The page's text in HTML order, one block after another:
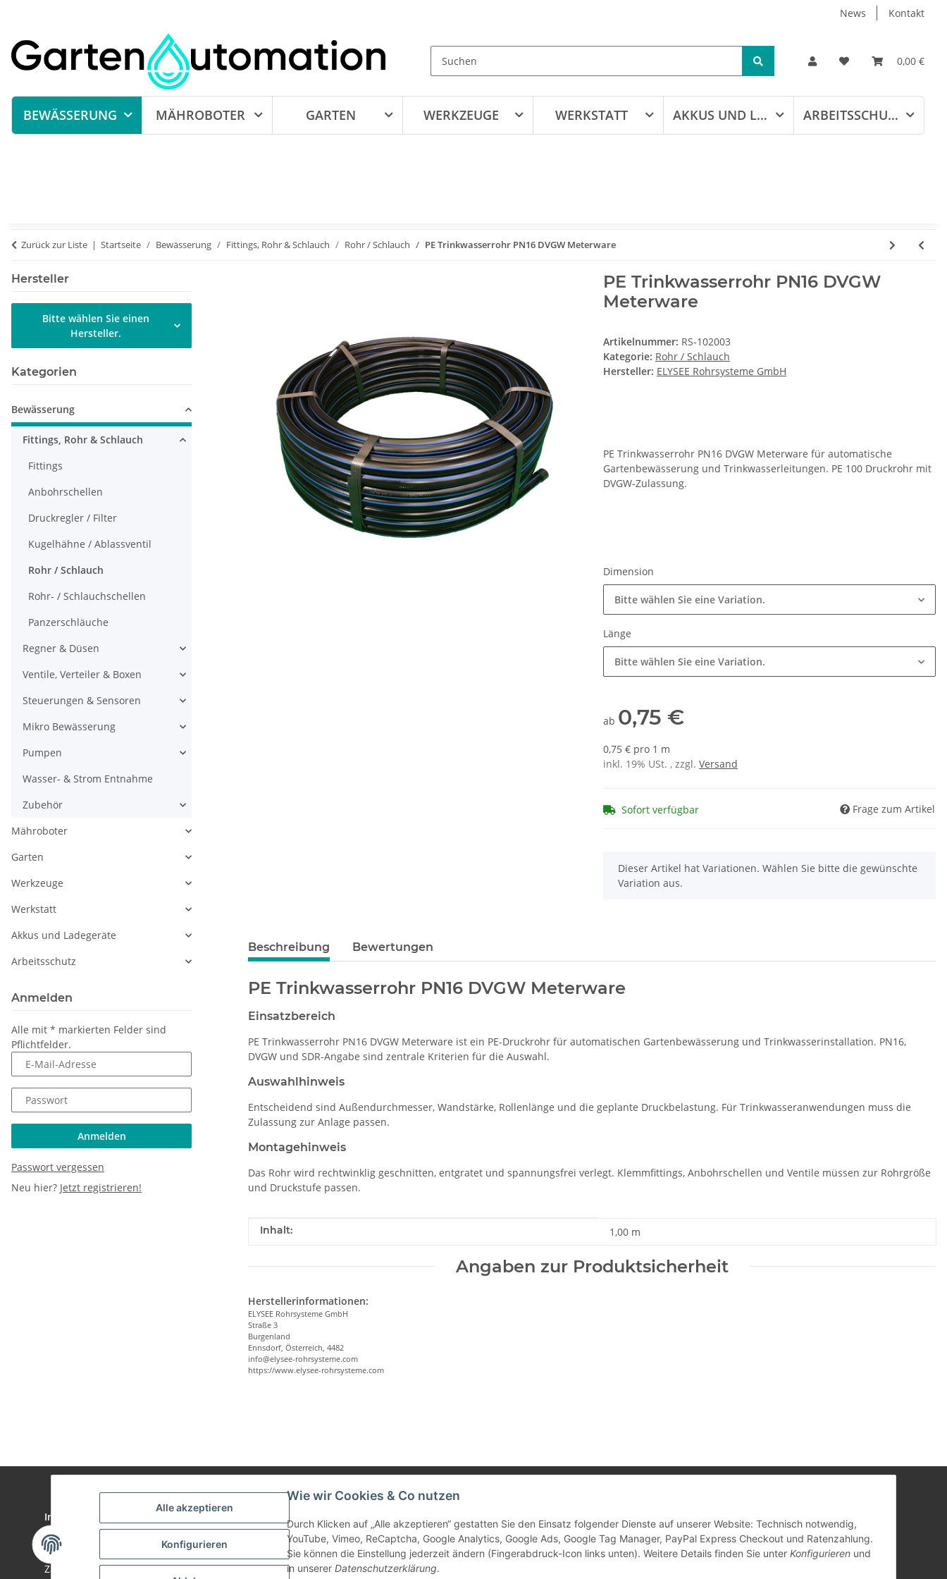
Alle akzeptieren
Konfigurieren
Wie wir Cookies & Co nutzen
Durch Klicken auf „Alle akzeptieren“ gestatten Sie den Einsatz folgender Dienste auf unserer Website: Technisch notwendig,
YouTube, Vimeo, ReCaptcha, Google Analytics, Google Ads, Google Tag Manager, PayPal Express Checkout und Ratenzahlung.
Sie können die Einstellung jederzeit ändern (Fingerabdruck-Icon links unten). Weitere Details finden Sie unter Konfigurieren und
in unserer Datenschutzerklärung.
News Kontakt
0,00 €
BEWÄSSERUNG MÄHROBOTER GARTEN WERKZEUGE WERKSTATT AKKUS UND LADEGERÄTE ARBEITSSCHUTZ
Zurück zur Liste Startseite Bewässerung Fittings, Rohr & Schlauch Rohr / Schlauch PE Trinkwasserrohr PN16 DVGW Meterware
PE Trinkwasserrohr PN16 DVGW
Meterware
Artikelnummer: RS-102003
Kategorie: Rohr / Schlauch
Hersteller: ELYSEE Rohrsysteme GmbH
PE Trinkwasserrohr PN16 DVGW Meterware für automatische
Gartenbewässerung und Trinkwasserleitungen. PE 100 Druckrohr mit
DVGW-Zulassung.
Dimension
Bitte wählen Sie eine Variation.
Länge
Bitte wählen Sie eine Variation.
ab 0,75 €
0,75 € pro 1 m
inkl. 19% USt. , zzgl. Versand
Sofort verfügbar Frage zum Artikel
x
Dieser Artikel hat Variationen. Wählen Sie bitte die gewünschte
Variation aus.
Beschreibung Bewertungen
PE Trinkwasserrohr PN16 DVGW Meterware
Einsatzbereich
PE Trinkwasserrohr PN16 DVGW Meterware ist ein PE-Druckrohr für automatischen Gartenbewässerung und Trinkwasserinstallation. PN16,
DVGW und SDR-Angabe sind zentrale Kriterien für die Auswahl.
Auswahlhinweis
Entscheidend sind Außendurchmesser, Wandstärke, Rollenlänge und die geplante Druckbelastung. Für Trinkwasseranwendungen muss die
Zulassung zur Anlage passen.
Montagehinweis
Das Rohr wird rechtwinklig geschnitten, entgratet und spannungsfrei verlegt. Klemmfittings, Anbohrschellen und Ventile müssen zur Rohrgröße
und Druckstufe passen.
Produkteigenschaft
Wert
Inhalt: 1,00 m
Angaben zur Produktsicherheit
Herstellerinformationen:
ELYSEE Rohrsysteme GmbH
Straße 3
Burgenland
Ennsdorf, Österreich, 4482
info@elysee-rohrsysteme.com
https://www.elysee-rohrsysteme.com
Hersteller
Bitte wählen Sie einen
Hersteller.
Kategorien
Bewässerung
Fittings, Rohr & Schlauch
Fittings
Anbohrschellen
Druckregler / Filter
Kugelhähne / Ablassventil
Rohr / Schlauch
Rohr- / Schlauchschellen
Panzerschläuche
Regner & Düsen
Ventile, Verteiler & Boxen
Steuerungen & Sensoren
Mikro Bewässerung
Pumpen
Wasser- & Strom Entnahme
Zubehör
Mähroboter
Garten
Werkzeuge
Werkstatt
Akkus und Ladegeräte
Arbeitsschutz
Anmelden
Alle mit * markierten Felder sind
Pflichtfelder.
E-Mail-Adresse
Passwort
Anmelden
Passwort vergessen
Neu hier? Jetzt registrieren!
Informationen
Wir über uns
Zahlungsmöglichkeiten
Gesetzliche Informationen
Datenschutz
AGB